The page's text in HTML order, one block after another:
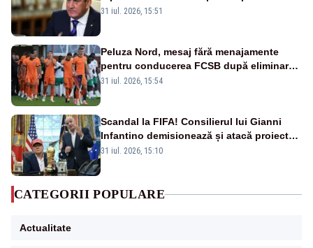
România. Autoritățile trebuie să continue
31 iul. 2026, 15:51
Peluza Nord, mesaj fără menajamente
pentru conducerea FCSB după eliminarea
rușinoasă din Conference League
31 iul. 2026, 15:54
Scandal la FIFA! Consilierul lui Gianni
Infantino demisionează și atacă proiectul
privind investitorii străini
31 iul. 2026, 15:10
CATEGORII POPULARE
Actualitate